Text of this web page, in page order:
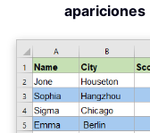
apariciones